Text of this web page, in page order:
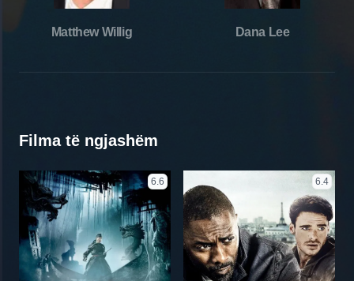
Matthew Willig Dana Lee
Filma të ngjashëm
6.6 6.4